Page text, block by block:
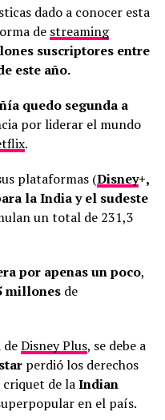
dado a conocer esta
de streaming
suscriptores entre
este año.
quedo segunda a
por liderar el mundo
.
plataformas (Disney+,
la India y el sudeste
un total de 231,3
por apenas un poco,
millonesde
deDisney Plus, se debe a
perdió los derechos
de laIndian
en el país.